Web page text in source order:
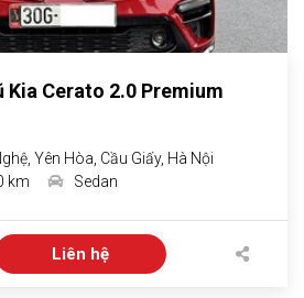
Kia Cerato 2.0 Premium
Yên Hòa, Cầu Giấy, Hà Nội
km Sedan
Liên hệ